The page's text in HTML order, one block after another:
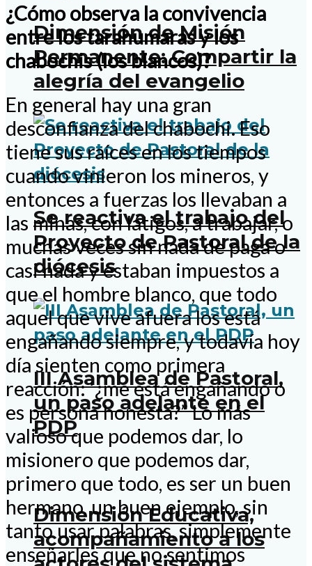
Dimensión de Misión
Permanente: Compartir la
alegría del evangelio
Se reactiva el trabajo del
Proyecto de Pastoral de la
diócesis
III Asamblea de Pastoral,
un paso adelante en el
PDP
Dimensión Educativa,
acompañamiento a los
¿Cómo observa la convivencia
entre los tarahumaras y los
chabochis (los blancos)?
En general hay una gran
desconfianza del chabochi. Eso
tiene sus raíces en los tiempos
cuando vinieron los mineros, y
entonces a fuerzas los llevaban a
las minas, con látigos, a trabajar, o
muchas veces sin nada de paga o
casi nada y estaban impuestos a
que el hombre blanco, que todo
aquel que vive afuera los está
engañando siempre, y todavía hoy
día sienten como primera
reacción: ‘¿me está engañando o
es persona honesta?” Lo más
valioso que podemos dar, lo
misionero que podemos dar,
primero que todo, es ser un buen
hermano, un buen ejemplo, sin
tanto usar palabras, simplemente
enseñarles que no sentimos